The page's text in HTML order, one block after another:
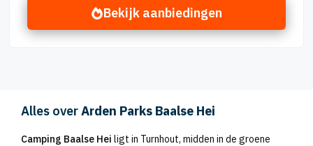
Bekijk aanbiedingen
Alles overArden Parks Baalse Hei
Camping Baalse Hei ligt in Turnhout, midden in de groene